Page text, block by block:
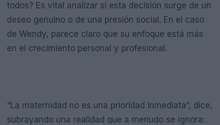
todos? Es vital analizar si esta decisión surge de un
deseo genuino o de una presión social. En el caso
de Wendy, parece claro que su enfoque está más
en el crecimiento personal y profesional.
“La maternidad no es una prioridad inmediata”, dice,
subrayando una realidad que a menudo se ignora: